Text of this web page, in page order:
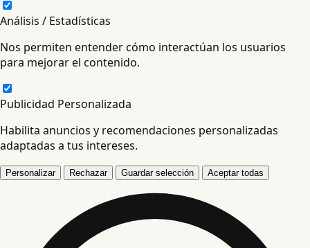
Análisis / Estadísticas
Nos permiten entender cómo interactúan los usuarios
para mejorar el contenido.
Publicidad Personalizada
Habilita anuncios y recomendaciones personalizadas
adaptadas a tus intereses.
Personalizar Rechazar Guardar selección Aceptar todas